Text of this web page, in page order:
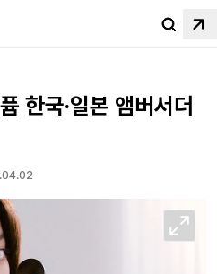
한국·일본 앰버서더